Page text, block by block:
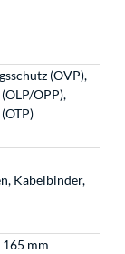
(OVP),
OPP),
Kabelbinder,
mm